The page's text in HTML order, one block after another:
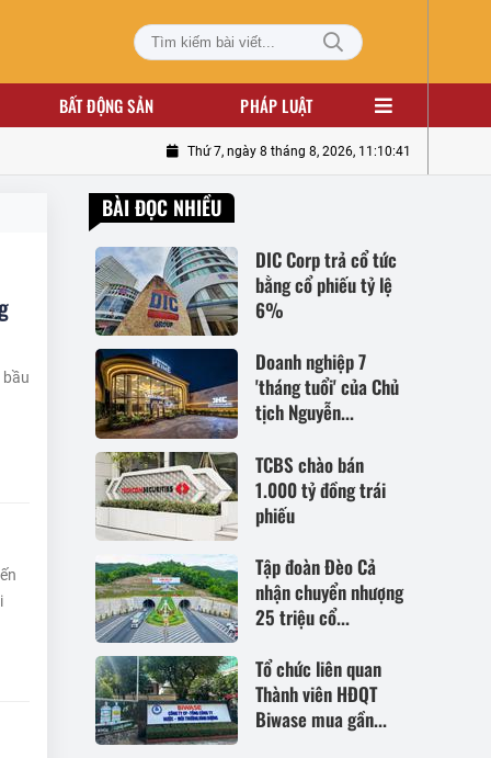
BẤT ĐỘNG SẢN PHÁP LUẬT
Thứ 7, ngày 8 tháng 8, 2026, 11:10:42
bầu
BÀI ĐỌC NHIỀU
DIC Corp trả cổ tức
bằng cổ phiếu tỷ lệ
6%
Doanh nghiệp 7
'tháng tuổi' của Chủ
tịch Nguyễn...
TCBS chào bán
1.000 tỷ đồng trái
phiếu
Tập đoàn Đèo Cả
nhận chuyển nhượng
25 triệu cổ...
Tổ chức liên quan
Thành viên HĐQT
Biwase mua gần...